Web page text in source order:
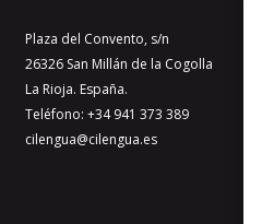
Plaza del Convento, s/n
26326 San Millán de la Cogolla
La Rioja. España.
Teléfono: +34 941 373 389
cilengua@cilengua.es